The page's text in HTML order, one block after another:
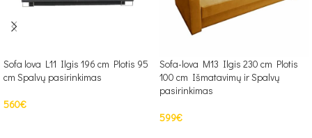
Sofa lova L11 Ilgis 196 cm Plotis 95
cm Spalvų pasirinkimas
560€
Sofa-lova M13 Ilgis 230 cm Plotis
100 cm Išmatavimų ir Spalvų
pasirinkimas
599€